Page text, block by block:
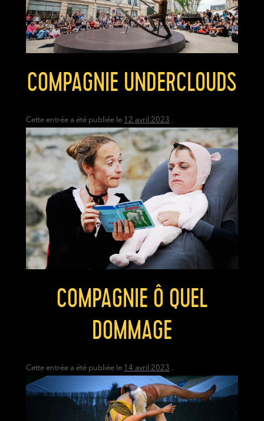
COMPAGNIE UNDERCLOUDS
Cette entrée a été publiée le 12 avril 2023 .
COMPAGNIE Ô QUEL
DOMMAGE
Cette entrée a été publiée le 14 avril 2023 .